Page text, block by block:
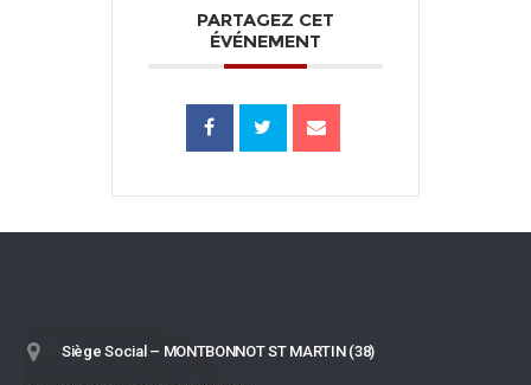
PARTAGEZ CET
ÉVÉNEMENT
Siège Social – MONTBONNOT ST MARTIN (38)